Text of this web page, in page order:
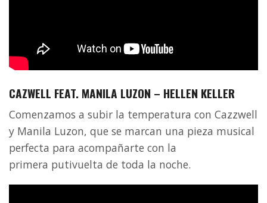
CAZWELL FEAT. MANILA LUZON – HELLEN KELLER
Comenzamos a subir la temperatura con Cazzwell
y Manila Luzon, que se marcan una pieza musical
perfecta para acompañarte con la
primera putivuelta de toda la noche.